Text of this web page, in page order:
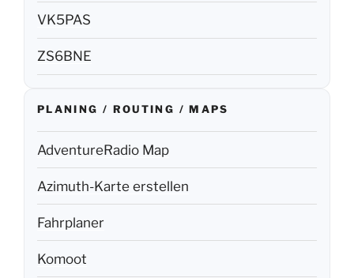
VK5PAS
ZS6BNE
PLANING / ROUTING / MAPS
AdventureRadio Map
Azimuth-Karte erstellen
Fahrplaner
Komoot